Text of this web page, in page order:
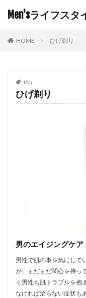
Men'sライフスタ
HOME ひげ剃り
TAG
ひげ剃り
男のエイジングケ
男性で肌の事を気にして
が、まだまだ関心を持っ
く男性も肌トラブルを抱
なければ治らない症状も